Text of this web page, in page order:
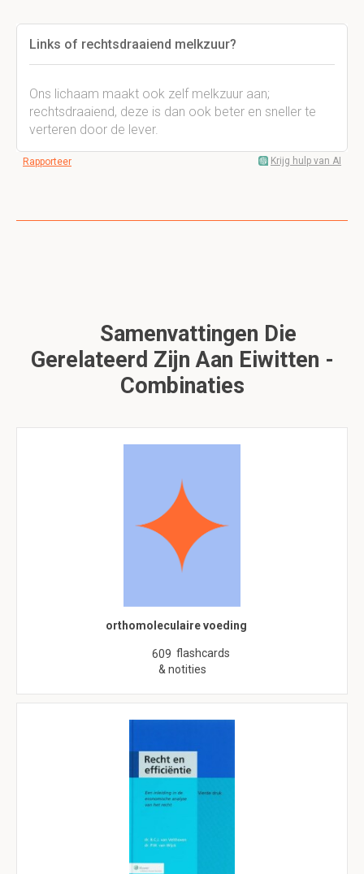
Links of rechtsdraaiend melkzuur?
Ons lichaam maakt ook zelf melkzuur aan;
rechtsdraaiend, deze is dan ook beter en sneller te
verteren door de lever.
Rapporteer Krijg hulp van AI
Samenvattingen Die
Gerelateerd Zijn Aan Eiwitten -
Combinaties
orthomoleculaire voeding
609 flashcards
& notities